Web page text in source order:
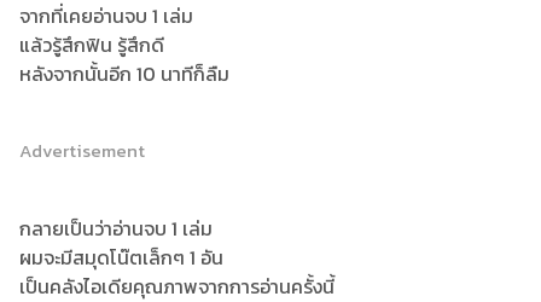
จากที่เคยอ่านจบ 1 เล่ม
แล้วรู้สึกฟิน รู้สึกดี
หลังจากนั้นอีก 10 นาทีก็ลืม
Advertisement
กลายเป็นว่าอ่านจบ 1 เล่ม
ผมจะมีสมุดโน๊ตเล็กๆ 1 อัน
เป็นคลังไอเดียคุณภาพจากการอ่านครั้งนี้